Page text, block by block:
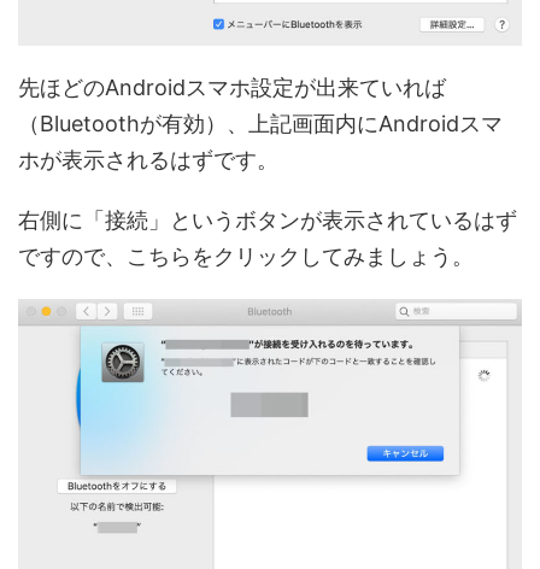
先ほどのAndroidスマホ設定が出来ていれば
（Bluetoothが有効）、上記画面内にAndroidスマ
ホが表示されるはずです。
右側に「接続」というボタンが表示されているはず
ですので、こちらをクリックしてみましょう。